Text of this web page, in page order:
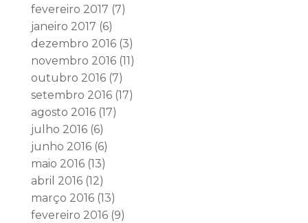
fevereiro 2017 (7)
janeiro 2017 (6)
dezembro 2016(3)
novembro 2016(11)
outubro 2016(7)
setembro 2016(17)
agosto 2016(17)
julho 2016(6)
junho 2016(6)
maio 2016(13)
abril 2016(12)
março 2016(13)
fevereiro 2016(9)